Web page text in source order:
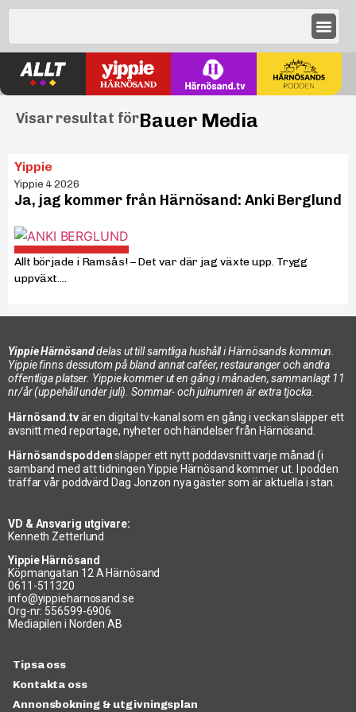
Visar resultat förBauer Media
Yippie
Yippie 4 2026
Ja, jag kommer från Härnösand: Anki Berglund
Allt började i Ramsås! – Det var där jag växte upp. Trygg
uppväxt....
Yippie Härnösanddelas ut till samtliga hushåll i Härnösands kommun.
Yippie finns dessutom på bland annat caféer, restauranger och andra
offentliga platser. Yippie kommer ut en gång i månaden, sammanlagt 11
nr/år (uppehåll under juli). Sommar- och julnumren är extra tjocka.
Härnösand.tvär en digital tv-kanal som en gång i veckan släpper ett
avsnitt med reportage, nyheter och händelser från Härnösand.
Härnösandspoddensläpper ett nytt poddavsnitt varje månad (i
samband med att tidningen Yippie Härnösand kommer ut. I podden
träffar vår poddvärd Dag Jonzon nya gäster som är aktuella i stan.
VD & Ansvarig utgivare:
Kenneth Zetterlund
Yippie Härnösand
Köpmangatan 12 A Härnösand
0611-511320
info@yippieharnosand.se
Org-nr: 556599-6906
Mediapilen i Norden AB
Tipsa oss
Kontakta oss
Annonsbokning & utgivningsplan